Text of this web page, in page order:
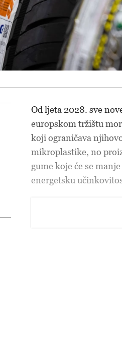
Od ljeta 2028. sve
europskom tržištu
koji ograničava
mikroplastike, no
gume koje će se
energetsku